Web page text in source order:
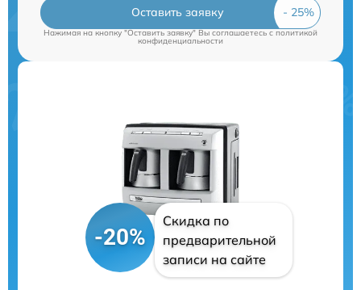
Оставить заявку
Нажимая на кнопку "Оставить заявку" Вы соглашаетесь cполитикой
конфиденциальности
-20%
Скидка по
предварительной
записи на сайте